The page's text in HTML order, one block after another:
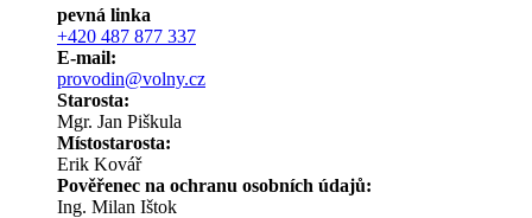
pevná linka
+420 487 877 337
E-mail:
provodin@volny.cz
Starosta:
Mgr. Jan Piškula
Místostarosta:
Erik Kovář
Pověřenec na ochranu osobních údajů:
Ing. Milan Ištok